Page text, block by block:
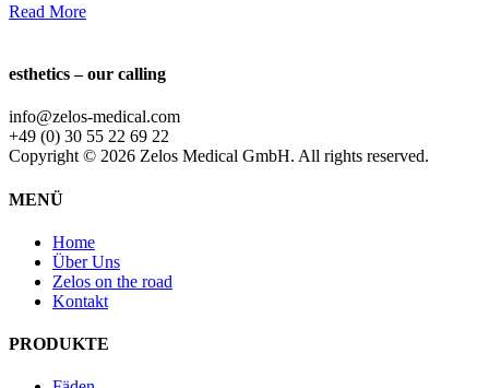
Read More
esthetics – our calling
info@zelos-medical.com
+49 (0) 30 55 22 69 22
Copyright © 2026 Zelos Medical GmbH. All rights reserved.
MENÜ
Home
Über Uns
Zelos on the road
Kontakt
PRODUKTE